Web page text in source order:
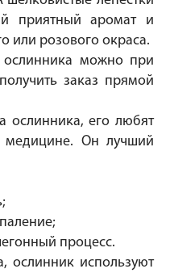
приятный аромат и
или розового окраса.
можно при
заказ прямой
ослинника, его любят
медицине. Он лучший
процесс.
ослинник используют